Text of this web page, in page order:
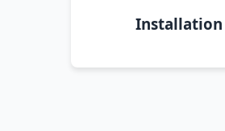
Installation